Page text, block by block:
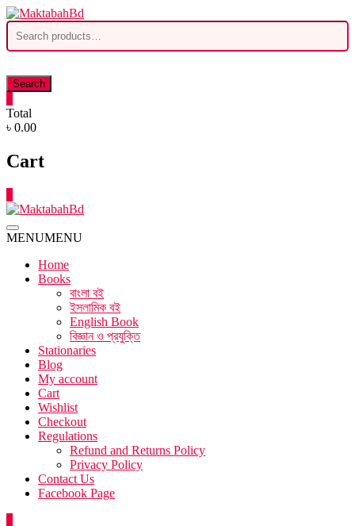
Skip
to
content
Search
for:
Search
Total
৳ 0.00
Cart
MENUMENU
Home
Books
বাংলা বই
ইসলামিক বই
English Book
বিজ্ঞান ও প্রযুক্তি
Stationaries
Blog
My account
Cart
Wishlist
Checkout
Regulations
Refund and Returns Policy
Privacy Policy
Contact Us
Facebook Page